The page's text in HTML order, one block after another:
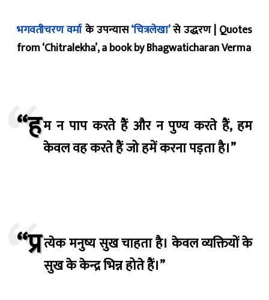
भगवतीचरण वर्माके उपन्यास‘चित्रलेखा’से उद्धरण | Quotes
from ‘Chitralekha’, a book by Bhagwaticharan Verma
“हम न पाप करते हैं और न पुण्य करते हैं, हम
केवल वह करते हैं जो हमें करना पड़ता है।”
“प्रत्येक मनुष्य सुख चाहता है। केवल व्यक्तियों के
सुख के केन्द्र भिन्न होते हैं।”